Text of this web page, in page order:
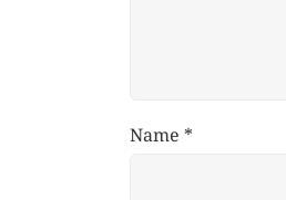
Name *